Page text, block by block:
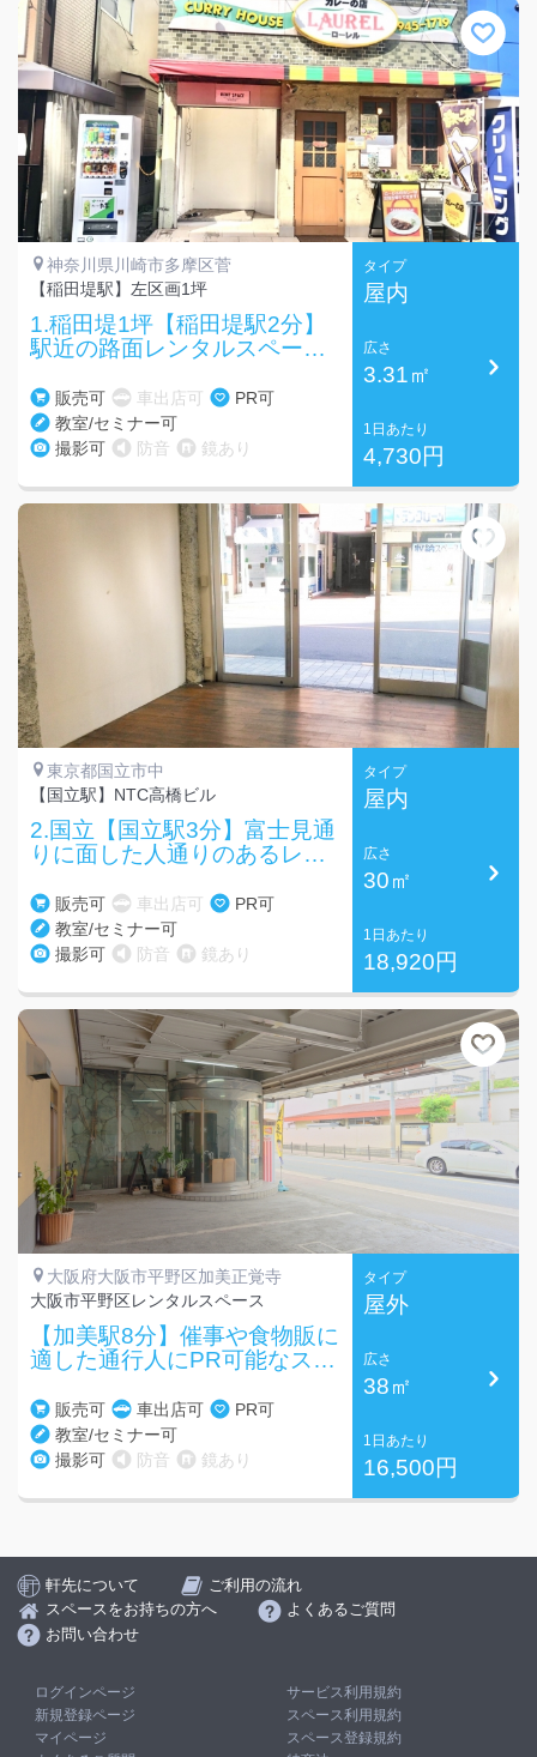
神奈川県川崎市多摩区菅
【稲田堤駅】左区画1坪
1.稲田堤1坪【稲田堤駅2分】
駅近の路面レンタルスペー
販売可 車出店可
PR可
教室/セミナー可
撮影可
防音 鏡あり
タイプ
屋内
広さ
3.31㎡
1日あたり
4,730円
東京都国立市中
【国立駅】NTC高橋ビル
2.国立【国立駅3分】富士見通
りに面した人通りのあるレン
販売可 車出店可
PR可
教室/セミナー可
撮影可
防音 鏡あり
タイプ
屋内
広さ
30㎡
1日あたり
18,920円
大阪府大阪市平野区加美正覚寺
大阪市平野区レンタルスペース
【加美駅8分】催事や食物販に
適した通行人にPR可能なスペ
販売可 車出店可
PR可
教室/セミナー可
撮影可
防音 鏡あり
タイプ
屋外
広さ
38㎡
1日あたり
16,500円
軒先について
ご利用の流れ
スペースをお持ちの方へ
よくあるご質問
お問い合わせ
ログインページ
新規登録ページ
マイページ
サービス利用規約
スペース利用規約
スペース登録規約